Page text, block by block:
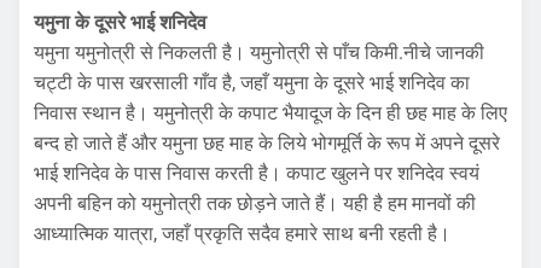
यमुना के दूसरे भाई शनिदेव
यमुना यमुनोत्री से निकलती है। यमुनोत्री से पाँच किमी.नीचे जानकी
चट्टी के पास खरसाली गाँव है, जहाँ यमुना के दूसरे भाई शनिदेव का
निवास स्थान है। यमुनोत्री के कपाट भैयादूज के दिन ही छह माह के लिए
बन्द हो जाते हैं और यमुना छह माह के लिये भोगमूर्ति के रूप में अपने दूसरे
भाई शनिदेव के पास निवास करती है। कपाट खुलने पर शनिदेव स्वयं
अपनी बहिन को यमुनोत्री तक छोड़ने जाते हैं। यही है हम मानवों की
आध्यात्मिक यात्रा, जहाँ प्रकृति सदैव हमारे साथ बनी रहती है।